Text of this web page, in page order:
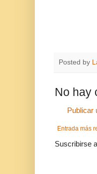
Posted by
No hay
Publicar
Entrada más
Suscribirse